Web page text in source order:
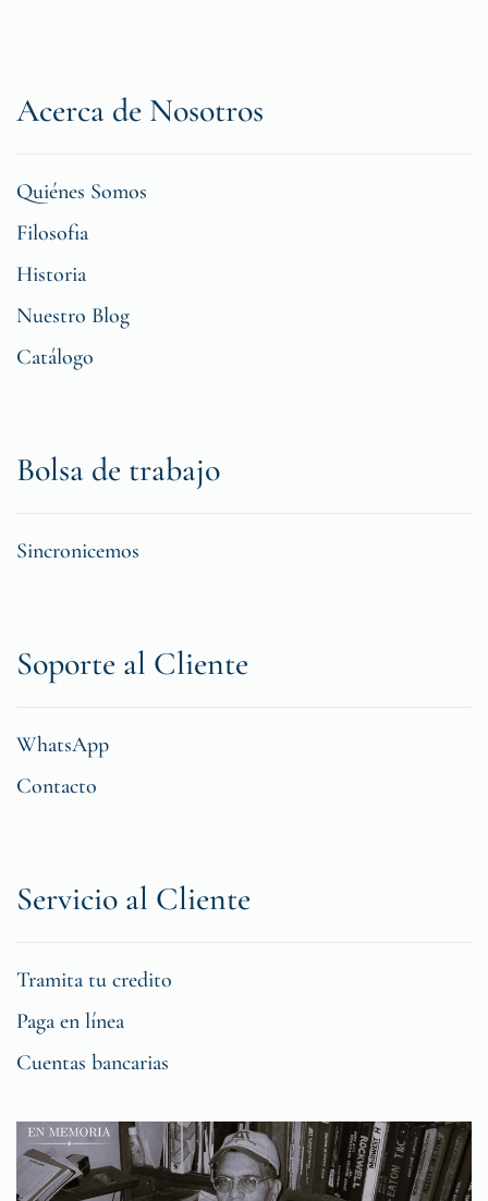
Acerca de Nosotros
Quiénes Somos
Filosofia
Historia
Nuestro Blog
Catálogo
Bolsa de trabajo
Sincronicemos
Soporte al Cliente
WhatsApp
Contacto
Servicio al Cliente
Tramita tu credito
Paga en línea
Cuentas bancarias